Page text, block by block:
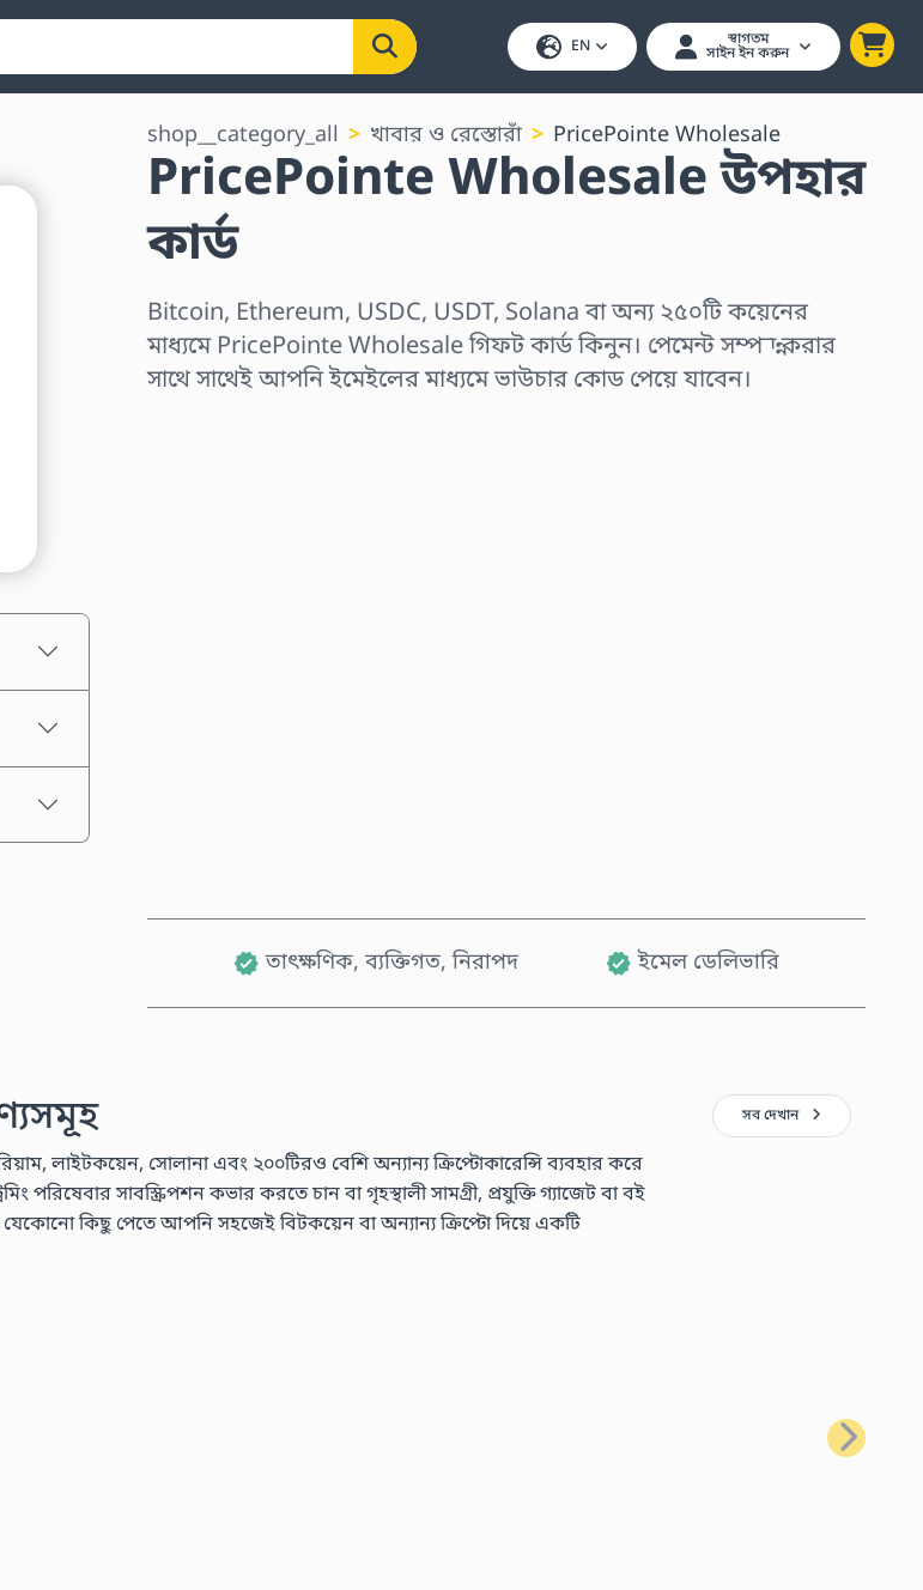
EN স্বাগতম
সাইন ইন করুন
shop__category_all খাবার ও রেস্তোরাঁ PricePointe Wholesale
PricePointe Wholesale উপহার
কার্ড
Bitcoin, Ethereum, USDC, USDT, Solana বা অন্য ২৫০টি কয়েনের
মাধ্যমে PricePointe Wholesale গিফট কার্ড কিনুন। পেমেন্ট সম্পন্ন করার
সাথে সাথেই আপনি ইমেইলের মাধ্যমে ভাউচার কোড পেয়ে যাবেন।
তাৎক্ষণিক, ব্যক্তিগত, নিরাপদ ইমেল ডেলিভারি
লাইটকয়েন, সোলানা এবং ২০০টিরও বেশি অন্যান্য ক্রিপ্টোকারেন্সি ব্যবহার করে
সাবস্ক্রিপশন কভার করতে চান বা গৃহস্থালী সামগ্রী, প্রযুক্তি গ্যাজেট বা বই
কিছু পেতে আপনি সহজেই বিটকয়েন বা অন্যান্য ক্রিপ্টো দিয়ে একটি
সব দেখান
পরবর্তী